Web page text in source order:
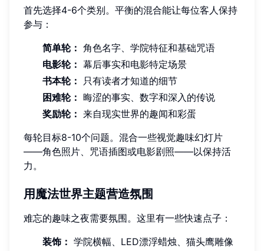
首先选择4-6个类别。平衡的混合能让每位客人保持
参与：
简单轮： 角色名字、学院特征和基础咒语
电影轮： 幕后事实和电影特定场景
书本轮：
只有读者才知道的细节
困难轮： 晦涩的事实、数字和深入的传说
奖励轮： 来自现实世界的趣闻和彩蛋
每轮目标8-10个问题。混合一些视觉趣味幻灯片
——角色照片、咒语插图或电影剧照——以保持活
力。
用魔法世界主题营造氛围
难忘的趣味之夜需要氛围。这里有一些快速点子：
装饰： 学院横幅、LED漂浮蜡烛、猫头鹰雕像